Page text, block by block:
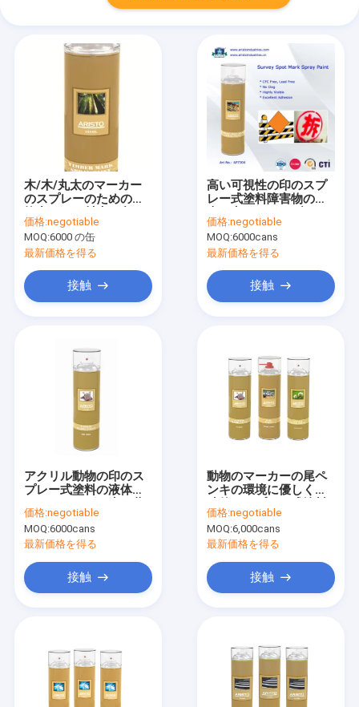
製品
わたしたち に つい て
木/木/丸太のマーカー
のスプレーのための抵
スプレー式塗料は衰退
します
価格:negotiable
MOQ:6000 の缶
最新価格を得る
接触
高い可視性の印のスプ
レー式塗料障害物の調
調査の印のペンキ無し
500ml
価格:negotiable
MOQ:6000cans
最新価格を得る
接触
アクリル動物の印のス
プレー式塗料の液体の
色緑注文色 500ml
価格:negotiable
MOQ:6000cans
最新価格を得る
接触
動物のマーカーの尾ペ
ンキの環境に優しく一
の高い可視性
価格:negotiable
MOQ:6,000cans
最新価格を得る
接触